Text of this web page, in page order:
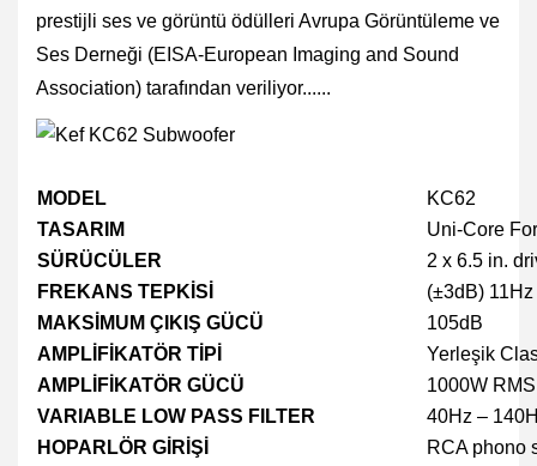
prestijli ses ve görüntü ödülleri Avrupa Görüntüleme ve
Ses Derneği (EISA-European Imaging and Sound
Association) tarafından veriliyor......
MODEL
KC62
TASARIM
Uni-Core
SÜRÜCÜLER
2 x 6.5 in.
FREKANS TEPKİSİ
(±3dB)
MAKSİMUM ÇIKIŞ GÜCÜ
105dB
AMPLİFİKATÖR TİPİ
Yerleşik
AMPLİFİKATÖR GÜCÜ
1000W
VARIABLE LOW PASS FILTER
40Hz –
HOPARLÖR GİRİŞİ
RCA phono